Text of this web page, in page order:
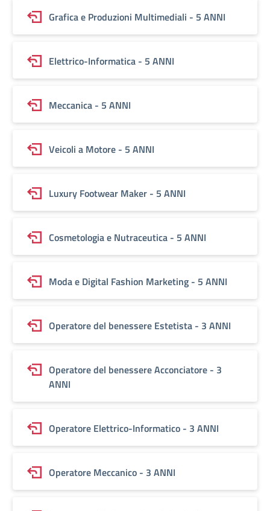
Grafica e Produzioni Multimediali - 5 ANNI
Elettrico-Informatica - 5 ANNI
Meccanica - 5 ANNI
Veicoli a Motore - 5 ANNI
Luxury Footwear Maker - 5 ANNI
Cosmetologia e Nutraceutica - 5 ANNI
Moda e Digital Fashion Marketing - 5 ANNI
Operatore del benessere Estetista - 3 ANNI
Operatore del benessere Acconciatore - 3
ANNI
Operatore Elettrico-Informatico - 3 ANNI
Operatore Meccanico - 3 ANNI